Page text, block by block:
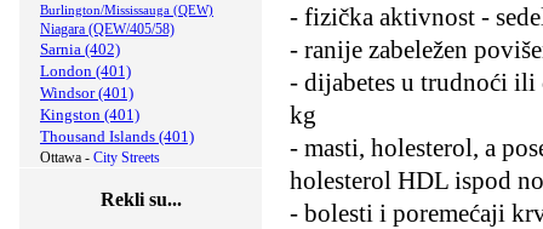
Burlington/Mississauga (QEW)
Niagara (QEW/405/58)
Sarnia (402)
London (401)
Windsor (401)
Kingston (401)
Thousand Islands (401)
Ottawa - City Streets
Rekli su...
- fizička aktivnost -
- ranije zabeležen
- dijabetes u trudnoći ili
kg
- masti, holesterol, a
holesterol HDL ispod
- bolesti i poremećaji